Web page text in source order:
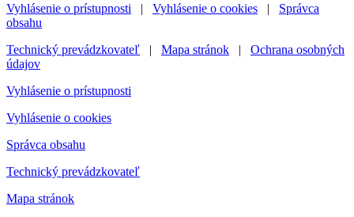
Vyhlásenie o prístupnosti | Vyhlásenie o cookies | Správca
obsahu
Technický prevádzkovateľ | Mapa stránok | Ochrana osobných
údajov
Vyhlásenie o prístupnosti
Vyhlásenie o cookies
Správca obsahu
Technický prevádzkovateľ
Mapa stránok